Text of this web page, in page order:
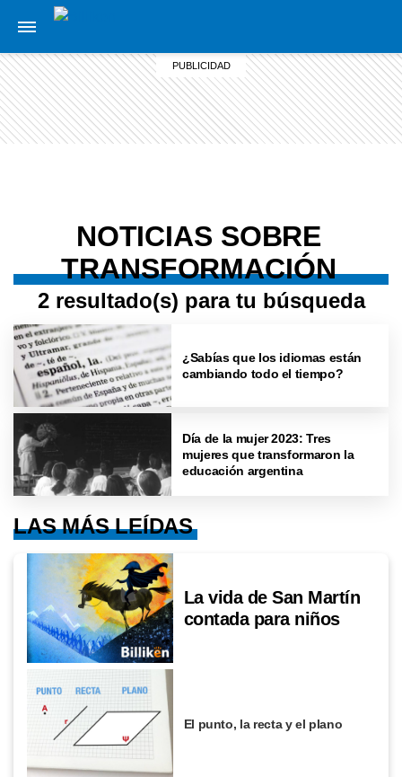
NOTICIAS SOBRE
TRANSFORMACIÓN
2 resultado(s) para tu búsqueda
¿Sabías que los idiomas están
cambiando todo el tiempo?
Día de la mujer 2023: Tres
mujeres que transformaron la
educación argentina
LAS MÁS LEÍDAS
La vida de San Martín
contada para niños
El punto, la recta y el plano